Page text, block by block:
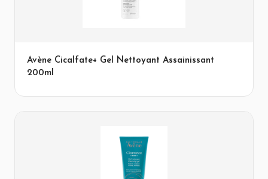
Avène Cicalfate+ Gel Nettoyant Assainissant
200ml